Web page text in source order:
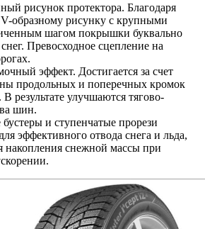
рисунок протектора. Благодаря
образному рисунку с крупными
шагом покрышки буквально
Превосходное сцепление на
эффект. Достигается за счет
продольных и поперечных кромок
результате улучшаются тягово-
шин.
и ступенчатые прорези
эффективного отвода снега и льда,
накопления снежной массы при